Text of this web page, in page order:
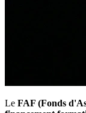
Le FAF (Fonds